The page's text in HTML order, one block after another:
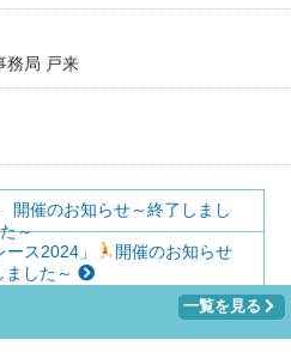
務局 戸来
催のお知らせ～終了しまし
た～
ス2024」
開催のお知らせ
ました～
一覧を見る